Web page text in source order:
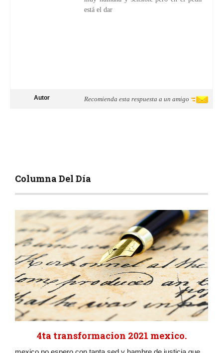
está el dar
Autor Recomienda esta respuesta a un amigo
Columna Del Día
4ta transformacion 2021 mexico.